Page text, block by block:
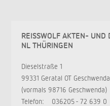
REISSWOLF AKTEN- UND
NL THÜRINGEN
Dieselstraße 1
99331 Geratal OT Geschwenda
(vormals 98716 Geschwenda)
Telefon:
036205 - 72 639 0